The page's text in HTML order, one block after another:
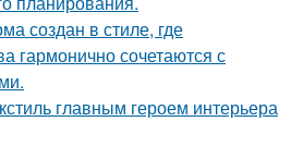
создан в стиле, где
гармонично сочетаются с
главным героем интерьера